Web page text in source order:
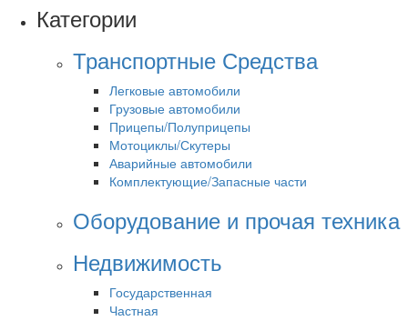
Категории
Транспортные Средства
Легковые автомобили
Грузовые автомобили
Прицепы/Полуприцепы
Мотоциклы/Скутеры
Аварийные автомобили
Комплектующие/Запасные части
Оборудование и прочая техника
Недвижимость
Государственная
Частная